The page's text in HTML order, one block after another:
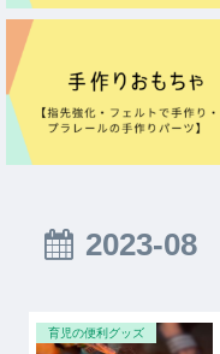
2023-08
育児の便利グッズ